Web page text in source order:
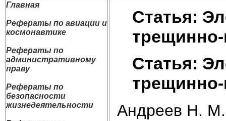
Главная
Рефераты по авиации и
космонавтике
Рефераты по
административному
праву
Рефераты по
безопасности
жизнедеятельности
Статья:
Статья:
Андреев Н. М.